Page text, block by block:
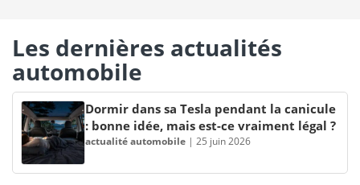
Les dernières actualités
automobile
Dormir dans sa Tesla pendant la canicule
: bonne idée, mais est-ce vraiment légal ?
actualité automobile | 25 juin 2026